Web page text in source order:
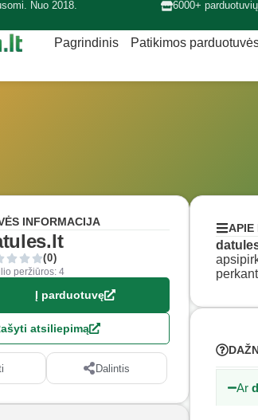
Nuo 2018. 6000+ parduotuvių
Pagrindinis Patikimos
INFORMACIJA
(0)
peržiūros: 4
Į parduotuvę
atsiliepimą
Dalintis
APIE
Ar